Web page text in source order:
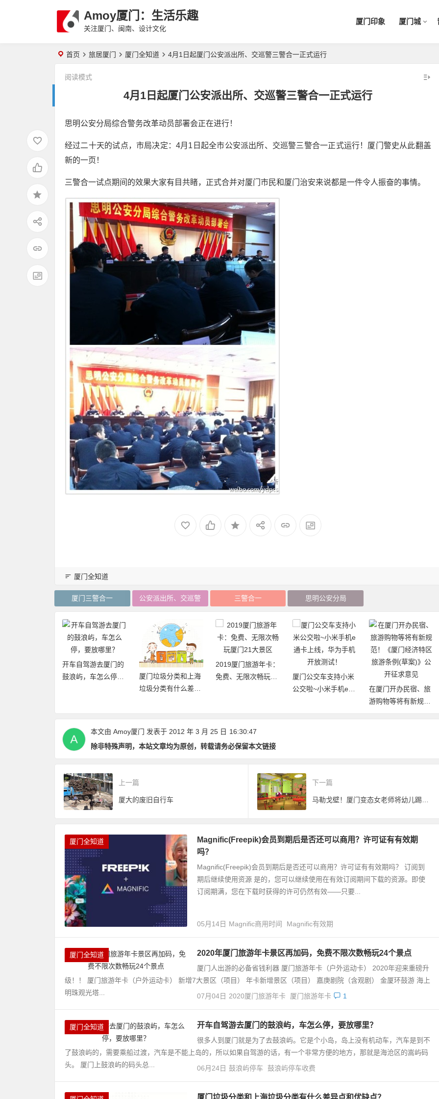
Amoy厦门：生活乐趣
关注厦门、闽南、设计文化
厦门印象 厦门城
首页 旅居厦门 厦门全知道 4月1日起厦门公安派出所、交巡警三警合一正式运行
4月1日起厦门公安派出所、交巡警三警合一正式运行
阅读模式
思明公安分局综合警务改革动员部署会正在进行！
经过二十天的试点，市局决定：4月1日起全市公安派出所、交巡警三警合一正式运行！厦门警史从此翻盖
新的一页！
三警合一试点期间的效果大家有目共睹，正式合并对厦门市民和厦门治安来说都是一件令人振奋的事情。
厦门全知道
厦门三警合一 公安派出所、交巡警 三警合一 思明公安分局
开车自驾游去厦门的
鼓浪屿，车怎么停，
厦门垃圾分类和上海
垃圾分类有什么差异
2019厦门旅游年卡：
免费、无限次畅玩厦
厦门公交车支持小米
公交啦~小米手机e通
放测试！
在厦门开办民宿、旅
游购物等将有新规
范！《厦门经济特区
本文由 Amoy厦门 发表于 2012 年 3 月 25 日 16:30:47
除非特殊声明，本站文章均为原创，转载请务必保留本文链接
上一篇
厦大的废旧自行车
下一篇
马勒戈壁！厦门变态女老师将幼儿踢出半米远
厦门全知道
Magnific(Freepik)会员到期后是否还可以商用？许可证有有效期
吗？
Magnific(Freepik)会员到期后是否还可以商用？许可证有有效期吗？ 订阅到
期后继续使用资源 是的，您可以继续使用在有效订阅期间下载的资源。即使
订阅期满，您在下载时获得的许可仍然有效——只要...
05月14日 Magnific商用时间 Magnific有效期
厦门全知道 2020年厦门旅游年卡景区再加码，免费不限次数畅玩24个景点
厦门人出游的必备省钱利器 厦门旅游年卡（户外运动卡） 2020年迎来重磅升
级！！ 厦门旅游年卡（户外运动卡） 新增7大景区（项目） 年卡新增景区（项目） 嘉庚剧院（含观剧） 金厦环鼓游 海上
明珠观光塔...
07月04日 2020厦门旅游年卡 厦门旅游年卡 1
厦门全知道 开车自驾游去厦门的鼓浪屿，车怎么停，要放哪里？
很多人到厦门就是为了去鼓浪屿。它是个小岛，岛上没有机动车，汽车是到不
了鼓浪屿的，需要乘船过渡，汽车是不能上岛的，所以如果自驾游的话，有一个非常方便的地方，那就是海沧区的嵩屿码
头。 厦门上鼓浪屿的码头总...
06月24日 鼓浪屿停车 鼓浪屿停车收费
厦门垃圾分类和上海垃圾分类有什么差异点和优缺点？